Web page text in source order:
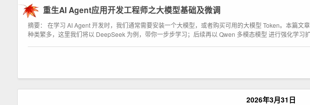
重生AI Agent应用开发工程师之大模型基础及微调
摘要： 在学习 AI Agent 开发时，我们通常需要安装一个大模型，或者购买可用的大模型 Token。本篇
种类繁多，这里我们将以 DeepSeek 为例，带你一步步学习；后续再以 Qwen 多模态模型 进行强化学习
2026年3月31日